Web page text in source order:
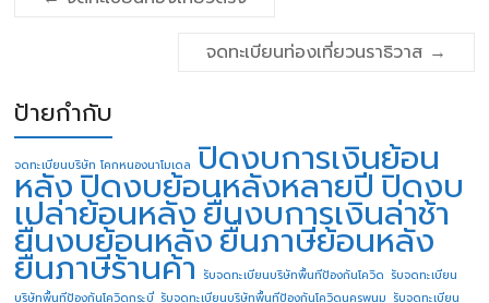
จดทะเบียนท่องเที่ยวนราธิวาส →
ป้ายกำกับ
จดทะเบียนบริษัท โคกหนองนาโมเดล ปิดงบการเงินย้อน
หลังปิดงบย้อนหลังหลายปี ปิดงบ
เปล่าย้อนหลังยื่นงบการเงินล่าช้า
ยื่นงบย้อนหลังยื่นภาษีย้อนหลัง
ยื่นภาษีร้านค้า รับจดทะเบียนบริษัทพื้นทีป้องกันโควิด รับจดทะเบียน
บริษัทพื้นทีป้องกันโควิดกระบี่ รับจดทะเบียนบริษัทพื้นทีป้องกันโควิดนครพนม รับจดทะเบียน